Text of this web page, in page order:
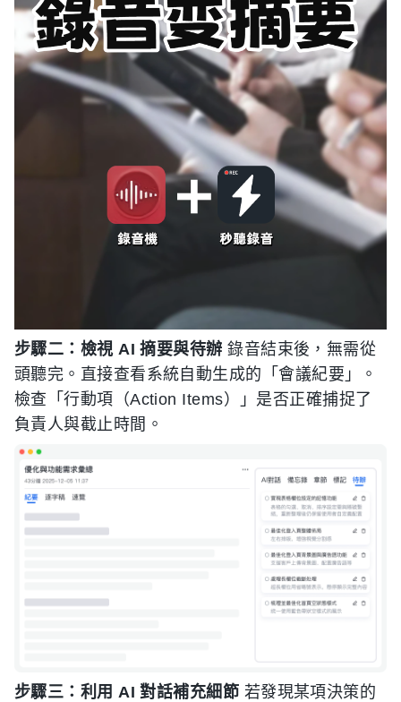
步驟二：檢視 AI 摘要與待辦 錄音結束後，無需從
頭聽完。直接查看系統自動生成的「會議紀要」。
檢查「行動項（Action Items）」是否正確捕捉了
負責人與截止時間。
步驟三：利用 AI 對話補充細節 若發現某項決策的